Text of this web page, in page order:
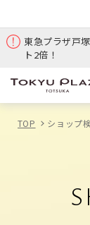
東急プラザ戸
ト2倍！
TOP ショップ